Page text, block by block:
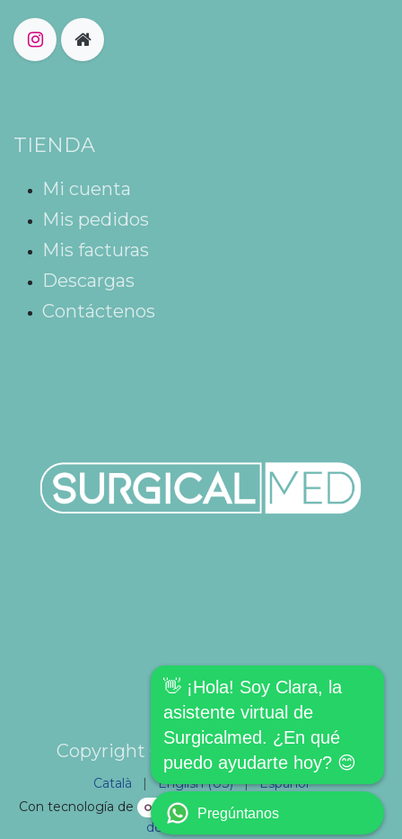
TIENDA
Mi cuenta
Mis pedidos
Mis facturas
Descargas
Contáctenos
Copyright © SURGICALMED SL.
Català English (US) |
Español
Con tecnología de
- El mejorComercio electrónico
de código abierto
👋 ¡Hola! Soy Clara, la
asistente virtual de
Surgicalmed. ¿En qué
puedo ayudarte hoy? 😊
Pregúntanos